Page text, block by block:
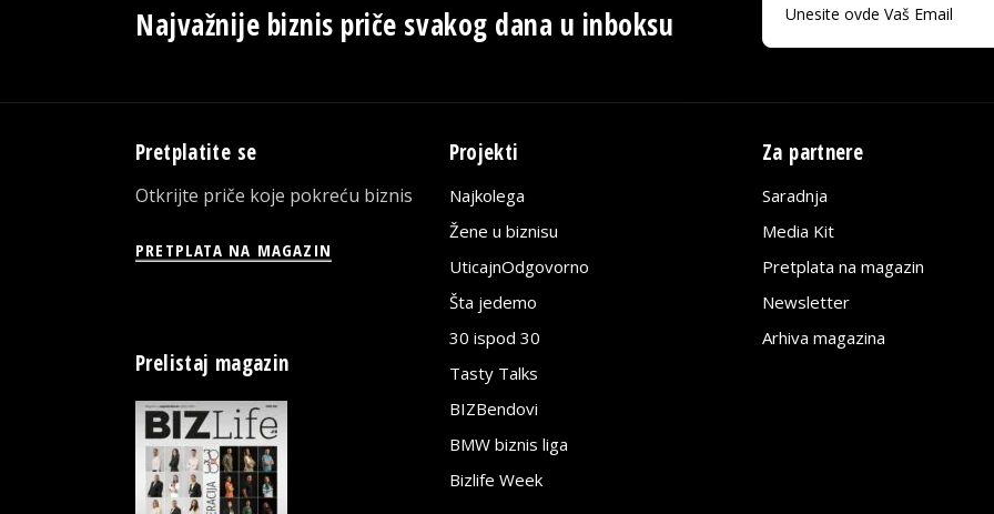
Najvažnije biznis priče svakog dana u inboksu
Pretplatite se
Otkrijte priče koje pokreću biznis
PRETPLATA NA MAGAZIN
Prelistaj magazin
Projekti
Najkolega
Žene u biznisu
UticajnOdgovorno
Šta jedemo
30 ispod 30
Tasty Talks
BIZBendovi
BMW biznis liga
Bizlife Week
Za partnere
Saradnja
Media Kit
Pretplata na magazin
Newsletter
Arhiva magazina